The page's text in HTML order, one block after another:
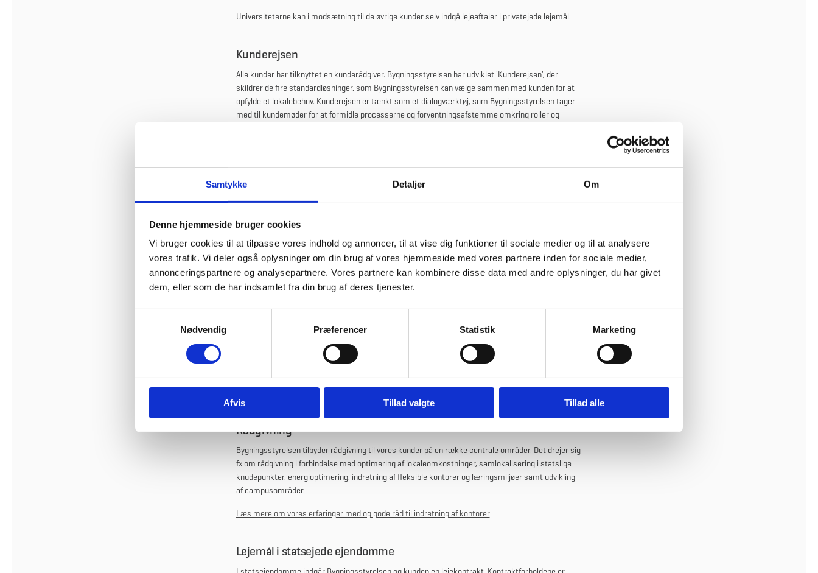
Samtykke Detaljer Om
Denne hjemmeside bruger cookies
Vi bruger cookies til at tilpasse vores indhold og annoncer, til at vise dig funktioner til sociale medier og til at analysere
vores trafik. Vi deler også oplysninger om din brug af vores hjemmeside med vores partnere inden for sociale medier,
annonceringspartnere og analysepartnere. Vores partnere kan kombinere disse data med andre oplysninger, du har givet
dem, eller som de har indsamlet fra din brug af deres tjenester.
v
Nødvendig Præferencer Statistik Marketing
Afvis Tillad valgte Tillad alle
Universiteterne kan i modsætning til de øvrige kunder selv indgå lejeaftaler i privatejede lejemål.
Kunderejsen
Alle kunder har tilknyttet en kunderådgiver. Bygningsstyrelsen har udviklet 'Kunderejsen', der
skildrer de fire standardløsninger, som Bygningsstyrelsen kan vælge sammen med kunden for at
opfylde et lokalebehov. Kunderejsen er tænkt som et dialogværktøj, som Bygningsstyrelsen tager
med til kundemøder for at formidle processerne og forventningsafstemme omkring roller og
De fire standardløsninger varierer i tid og økonomi.
Rådgivning
Bygningsstyrelsen tilbyder rådgivning til vores kunder på en række centrale områder. Det drejer sig
fx om rådgivning i forbindelse med optimering af lokaleomkostninger, samlokalisering i statslige
knudepunkter, energioptimering, indretning af fleksible kontorer og læringsmiljøer samt udvikling
af campusområder.
Læs mere om vores erfaringer med og gode råd til indretning af kontorer
Lejemål i statsejede ejendomme